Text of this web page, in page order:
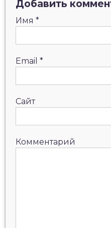
Добавить
Имя *
Email *
Сайт
Комментарий